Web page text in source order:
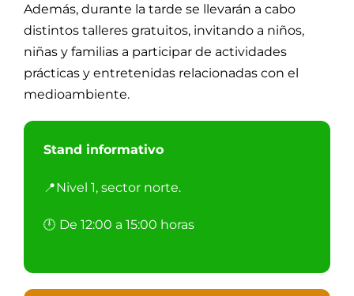
Además, durante la tarde se llevarán a cabo
distintos talleres gratuitos, invitando a niños,
niñas y familias a participar de actividades
prácticas y entretenidas relacionadas con el
medioambiente.
Stand informativo
📍Nivel 1, sector norte.
🕛 De 12:00 a 15:00 horas